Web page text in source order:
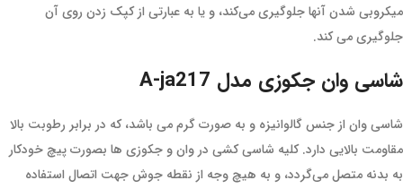
میکروبی شدن آنها جلوگیری می‌کند، و یا به عبارتی از کپک زدن روی آن
جلوگیری می کند.
شاسی وان جکوزی مدل A-ja217
شاسی وان از جنس گالوانیزه و به صورت گرم می باشد، که در برابر رطوبت بالا
مقاومت بالایی دارد. کلیه شاسی کشی در وان و جکوزی ها بصورت پیچ خودکار
به بدنه متصل می‌گردد، و به هیچ وجه از نقطه جوش جهت اتصال استفاده